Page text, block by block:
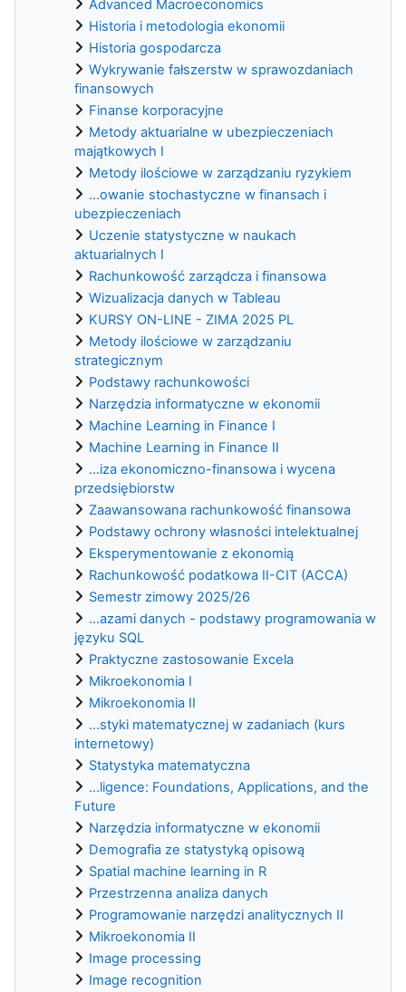
Advanced Macroeconomics
Historia i metodologia ekonomii
Historia gospodarcza
Wykrywanie fałszerstw w sprawozdaniach
finansowych
Finanse korporacyjne
Metody aktuarialne w ubezpieczeniach
majątkowych I
Metody ilościowe w zarządzaniu ryzykiem
...owanie stochastyczne w finansach i
ubezpieczeniach
Uczenie statystyczne w naukach
aktuarialnych I
Rachunkowość zarządcza i finansowa
Wizualizacja danych w Tableau
KURSY ON-LINE - ZIMA 2025 PL
Metody ilościowe w zarządzaniu
strategicznym
Podstawy rachunkowości
Narzędzia informatyczne w ekonomii
Machine Learning in Finance I
Machine Learning in Finance II
...iza ekonomiczno-finansowa i wycena
przedsiębiorstw
Zaawansowana rachunkowość finansowa
Podstawy ochrony własności intelektualnej
Eksperymentowanie z ekonomią
Rachunkowość podatkowa II-CIT (ACCA)
Semestr zimowy 2025/26
...azami danych - podstawy programowania w
języku SQL
Praktyczne zastosowanie Excela
Mikroekonomia I
Mikroekonomia II
...styki matematycznej w zadaniach (kurs
internetowy)
Statystyka matematyczna
...ligence: Foundations, Applications, and the
Future
Narzędzia informatyczne w ekonomii
Demografia ze statystyką opisową
Spatial machine learning in R
Przestrzenna analiza danych
Programowanie narzędzi analitycznych II
Mikroekonomia II
Image processing
Image recognition